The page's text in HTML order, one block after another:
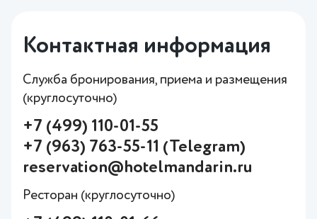
Контактная информация
Служба бронирования, приема и размещения
(круглосуточно)
+7 (499) 110-01-55
+7 (963) 763-55-11 (Telegram)
reservation@hotelmandarin.ru
Ресторан (круглосуточно)